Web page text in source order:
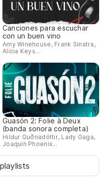
Canciones para escuchar
con un buen vino
Amy Winehouse, Frank Sinatra,
Alicia Keys...
Guasón 2: Folie à Deux
(banda sonora completa)
Hildur Guðnadóttir, Lady Gaga,
Joaquin Phoenix...